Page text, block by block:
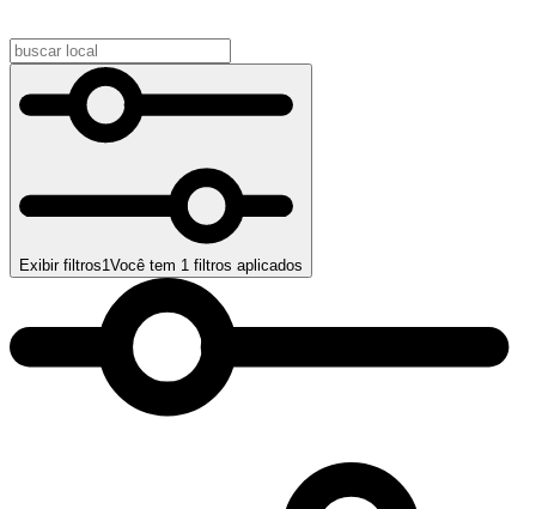
Exibir filtros1Você tem 1 filtros aplicados